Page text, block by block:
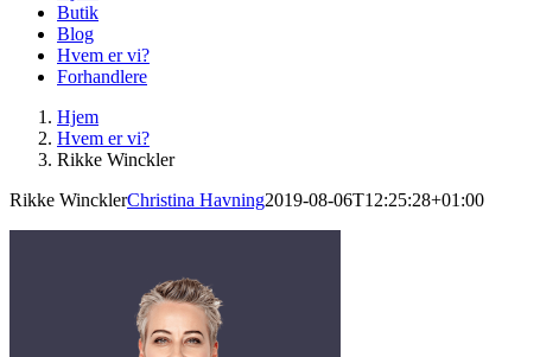
Butik
Blog
Hvem er vi?
Forhandlere
Hjem
Hvem er vi?
Rikke Winckler
Rikke WincklerChristina Havning2019-08-06T12:25:28+01:00